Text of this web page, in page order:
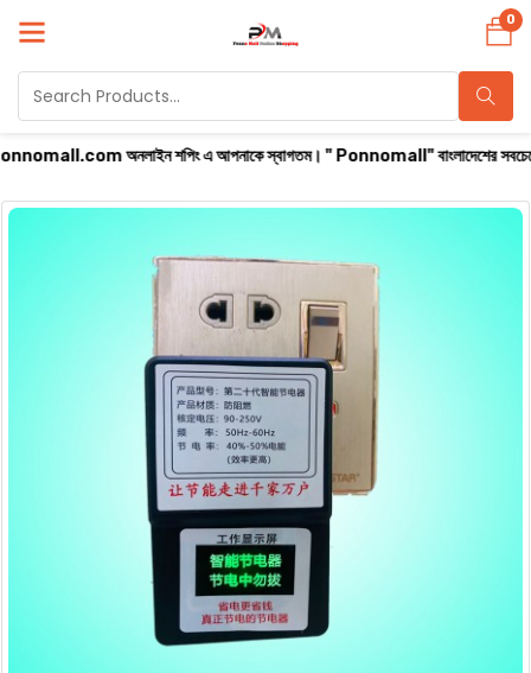
অনলাইন শপিং এ আপনাকে স্বাগতম। " Ponnomall" বাংলাদেশের সবচেয়ে বিশ্বস্ত অনলাইন
0